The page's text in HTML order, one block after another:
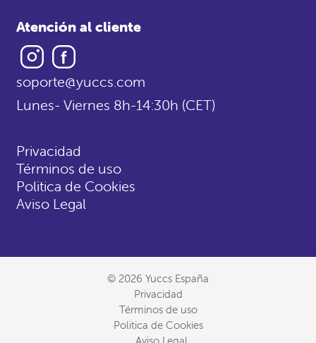
Atención al cliente
Instagram
soporte@yuccs.com
Lunes- Viernes 8h-14:30h (CET)
Privacidad
Términos de uso
Politica de Cookies
Aviso Legal
© 2026 Yuccs España
Privacidad
Términos de uso
Politica de Cookies